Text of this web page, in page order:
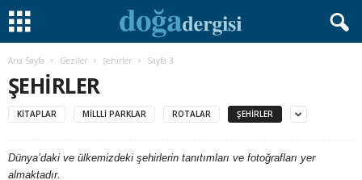
Ana Sayfa Geziler Şehirler Sayfa 3
ŞEHIRLER
KITAPLAR MILLLI PARKLAR ROTALAR ŞEHIRLER
Dünya’daki ve ülkemizdeki şehirlerin tanıtımları ve fotoğrafları yer
almaktadır.